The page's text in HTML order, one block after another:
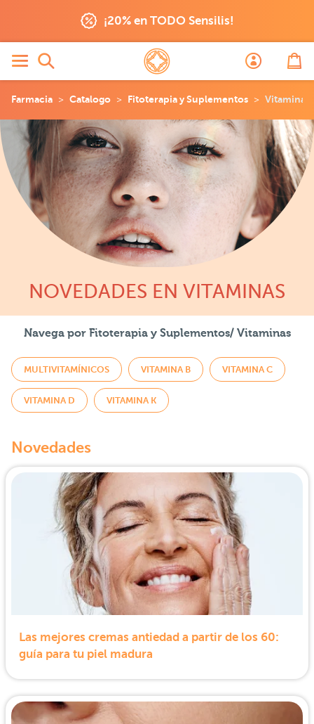
¡20% en TODO Sensilis!
Farmacia Catalogo Fitoterapia y Suplementos Vitaminas
NOVEDADES EN VITAMINAS
Navega por Fitoterapia y Suplementos/ Vitaminas
MULTIVITAMÍNICOS VITAMINA B VITAMINA C
VITAMINA D VITAMINA K
Novedades
Las mejores cremas antiedad a partir de los 60:
guía para tu piel madura